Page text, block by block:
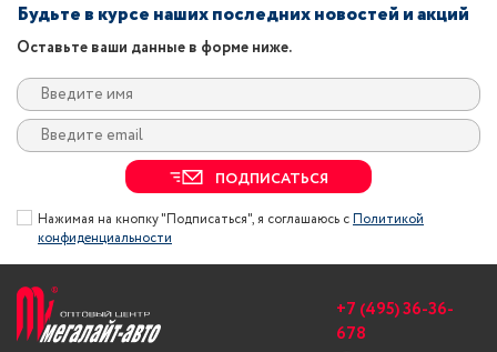
Будьте в курсе наших последних новостей и акций
Оставьте ваши данные в форме ниже.
ПОДПИСАТЬСЯ
Нажимая на кнопку "Подписаться", я соглашаюсь сПолитикой
конфиденциальности
+7 (495) 36-36-
678